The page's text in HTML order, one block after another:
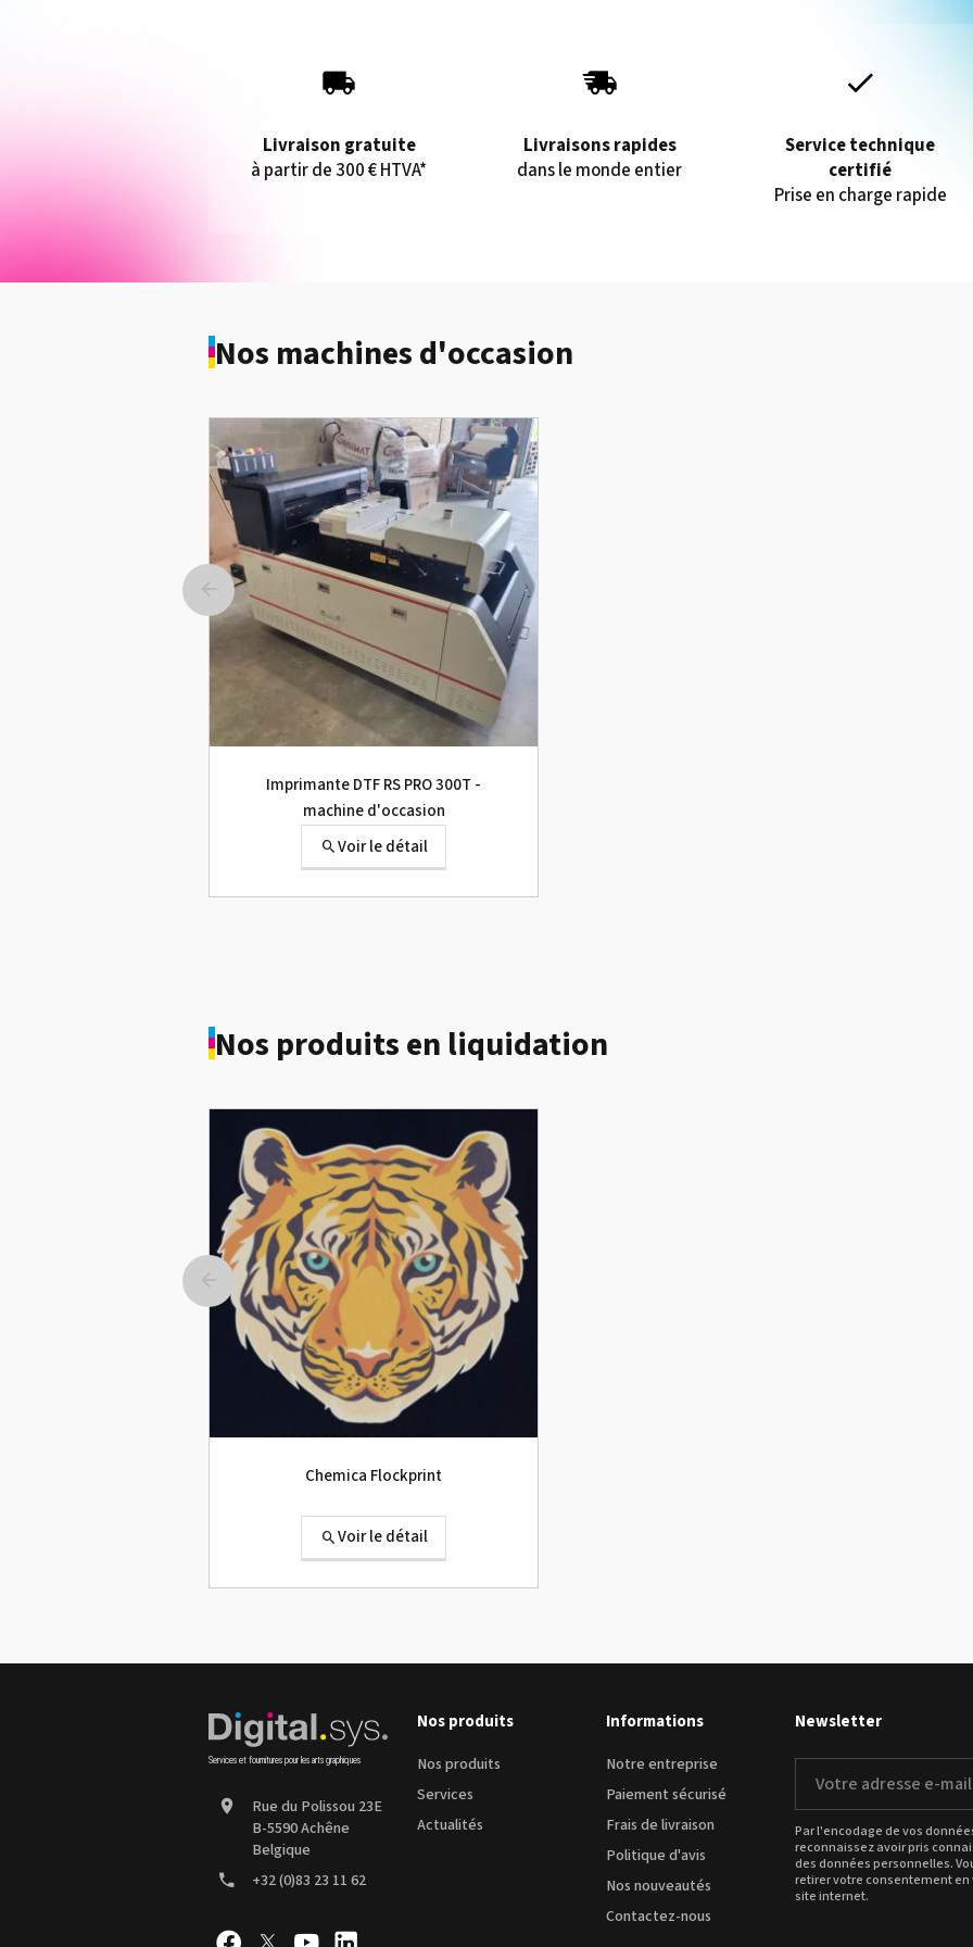
Livraison gratuite
à partir de 300 € HTVA*
Livraisons rapides
dans le monde entier
Service technique
certifié
Prise en charge rapide
Nos machines d'occasion
Imprimante DTF RS PRO 300T -
machine d'occasion
Voir le détail
Roland SG-300 occasion
Voir le détail
Sefa ROTEX LITE - occasion
Nos produits en liquidation
Chemica Flockprint
Voir le détail
Newsletter
adresse
e-
mail
Par l'encodage de vos
reconnaissez avoir pris
des données personnelles.
retirer votre consentement en
site internet.
Rue du Polissou 23E
B-5590 Achêne
Belgique
+32 (0)83 23 11 62
Nos produits
Nos produits
Services
Actualités
Informations
Notre entreprise
Paiement sécurisé
Frais de livraison
Politique d'avis
Nos nouveautés
Contactez-nous